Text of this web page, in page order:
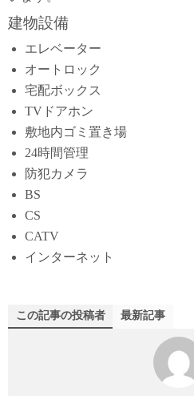
建物設備
エレベーター
オートロック
宅配ボックス
TVドアホン
敷地内ゴミ置き場
24時間管理
防犯カメラ
BS
CS
CATV
インターネット
この記事の投稿者 最新記事